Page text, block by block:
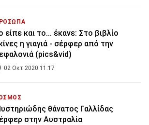
είπε και το... έκανε: Στο βιβλίο
η γιαγιά - σέρφερ από την
(pics&vid)
02 Οκτ 2020 11:17
θάνατος Γαλλίδας
στην Αυστραλία